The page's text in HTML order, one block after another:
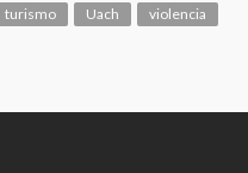
turismo Uach violencia